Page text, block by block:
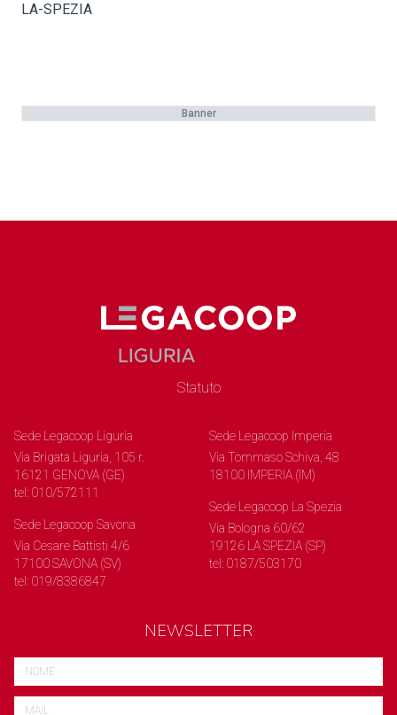
LA-SPEZIA
Banner
Statuto
Sede Legacoop Liguria
Via Brigata Liguria, 105 r.
16121 GENOVA (GE)
tel: 010/572111
Sede Legacoop Savona
Via Cesare Battisti 4/6
17100 SAVONA (SV)
tel: 019/8386847
Sede Legacoop Imperia
Via Tommaso Schiva, 48
18100 IMPERIA (IM)
Sede Legacoop La Spezia
Via Bologna 60/62
19126 LA SPEZIA (SP)
tel: 0187/503170
NEWSLETTER